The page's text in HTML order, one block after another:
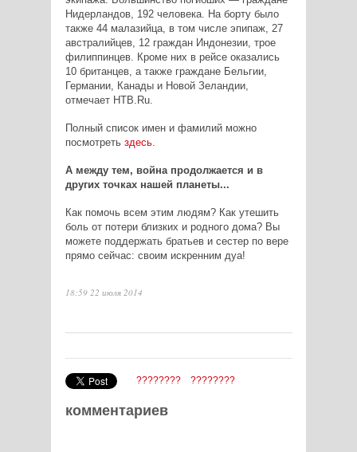
Нидерландов, 192 человека. На борту было
также 44 малазийца, в том числе эпипаж, 27
австралийцев, 12 граждан Индонезии, трое
филиппинцев. Кроме них в рейсе оказались
10 британцев, а также граждане Бельгии,
Германии, Канады и Новой Зеландии,
отмечает НТВ.Ru.
Полный список имен и фамилий можно
посмотреть здесь.
А между тем, война продолжается и в
других точках нашей планеты...
Как помочь всем этим людям? Как утешить
боль от потери близких и родного дома? Вы
можете поддержать братьев и сестер по вере
прямо сейчас: своим искренним дуа!
18:59 22 июля 2014
???????? ????????
комментариев